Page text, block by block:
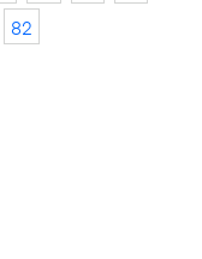
82